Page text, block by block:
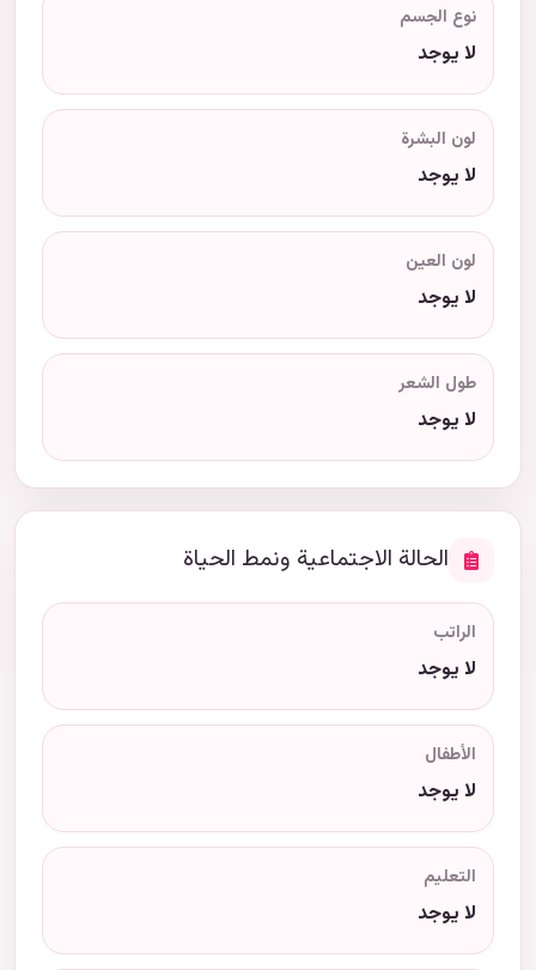
نوع الجسم
لا يوجد
لون البشرة
لا يوجد
لون العين
لا يوجد
طول الشعر
لا يوجد
الحالة الاجتماعية ونمط الحياة
الراتب
لا يوجد
الأطفال
لا يوجد
التعليم
لا يوجد